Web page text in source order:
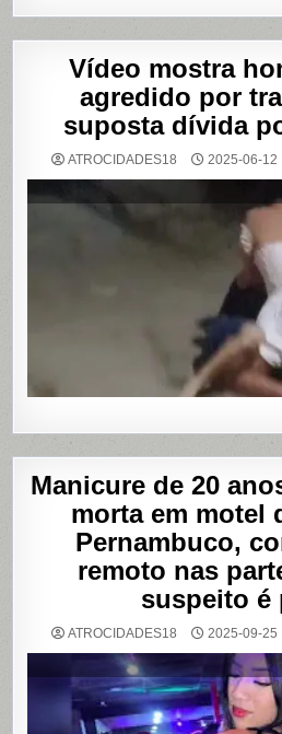
Vídeo mostra
agredido por
suposta dívida
ATROCIDADES18 2025-06-12
Manicure de 20
morta em motel
Pernambuco,
remoto nas
suspeito é
ATROCIDADES18 2025-09-25